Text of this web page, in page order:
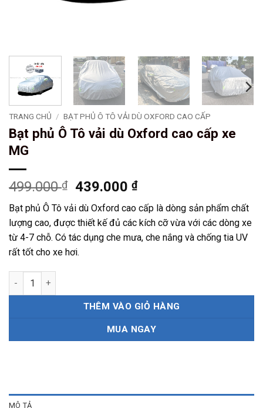
TRANG CHỦ / BẠT PHỦ Ô TÔ VẢI DÙ OXFORD CAO CẤP
Bạt phủ Ô Tô vải dù Oxford cao cấp xe
MG
499.000₫
Giá
gốc
là:
499.000 ₫.
439.000₫Giá
hiện
tại
là:
439.000 ₫.
Bạt phủ Ô Tô vải dù Oxford cao cấp là dòng sản phẩm chất
lượng cao, được thiết kế đủ các kích cỡ vừa với các dòng xe
từ 4-7 chỗ. Có tác dụng che mưa, che nắng và chống tia UV
rất tốt cho xe hơi.
Bạt phủ Ô Tô vải dù Oxford cao cấp xe MG số lượng
THÊM VÀO GIỎ HÀNG
MUA NGAY
MÔ TẢ